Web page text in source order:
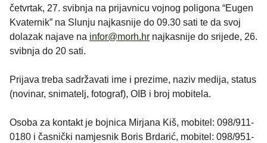
četvrtak, 27. svibnja na prijavnicu vojnog poligona “Eugen
Kvaternik” na Slunju najkasnije do 09.30 sati te da svoj
dolazak najave na infor@morh.hr najkasnije do srijede, 26.
svibnja do 20 sati.
Prijava treba sadržavati ime i prezime, naziv medija, status
(novinar, snimatelj, fotograf), OIB i broj mobitela.
Osoba za kontakt je bojnica Mirjana Kiš, mobitel: 098/911-
0180 i časnički namjesnik Boris Brdarić, mobitel: 098/951-